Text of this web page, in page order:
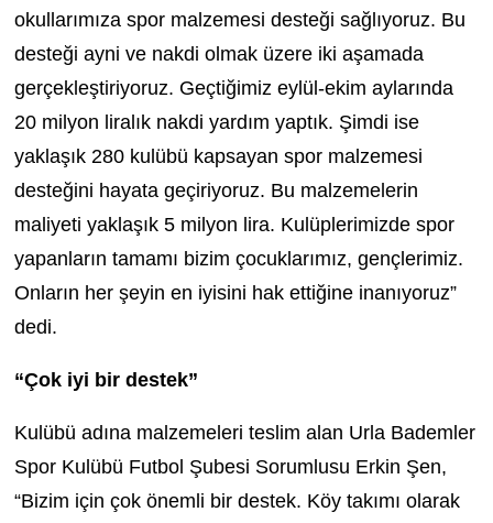
okullarımıza spor malzemesi desteği sağlıyoruz. Bu
desteği ayni ve nakdi olmak üzere iki aşamada
gerçekleştiriyoruz. Geçtiğimiz eylül-ekim aylarında
20 milyon liralık nakdi yardım yaptık. Şimdi ise
yaklaşık 280 kulübü kapsayan spor malzemesi
desteğini hayata geçiriyoruz. Bu malzemelerin
maliyeti yaklaşık 5 milyon lira. Kulüplerimizde spor
yapanların tamamı bizim çocuklarımız, gençlerimiz.
Onların her şeyin en iyisini hak ettiğine inanıyoruz”
dedi.
“Çok iyi bir destek”
Kulübü adına malzemeleri teslim alan Urla Bademler
Spor Kulübü Futbol Şubesi Sorumlusu Erkin Şen,
“Bizim için çok önemli bir destek. Köy takımı olarak